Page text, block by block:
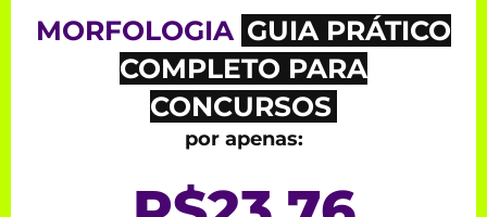
fazer uma prova em condições reais de passar.
Esse é mais que meu objetivo de vida, é a minha
missão, ajudar as pessoas alcançarem os seus
objetivos, os seus sonhos e os seus desejos de
estabilidade na carreira pública, por meio do
ensino de uma das principais matérias para
quem quer ser servidor público: a a Língua